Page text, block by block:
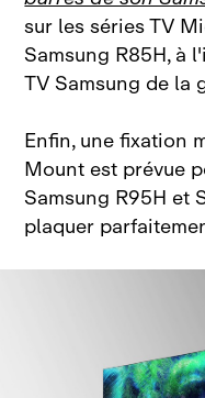
sur les séries TV
Samsung R85H, à
TV Samsung de la
Enfin, une fixation
Mount est prévue
Samsung R95H et
plaquer